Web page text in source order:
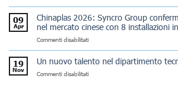
OPEN
HOUSE,
TRASPORTO
RICICLO
28-
09
Apr
Chinaplas 2026: Syncro Group
nel mercato cinese con 8 installazioni
Commenti disabilitatisu
Syncro
Group
19
Nov
Un nuovo talento nel dipartimento
Commenti disabilitatisu